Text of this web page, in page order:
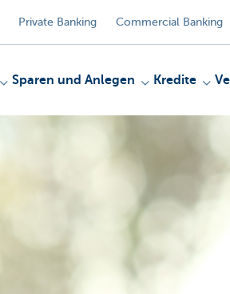
Private Banking Commercial Banking
Sparen und Anlegen Kredite